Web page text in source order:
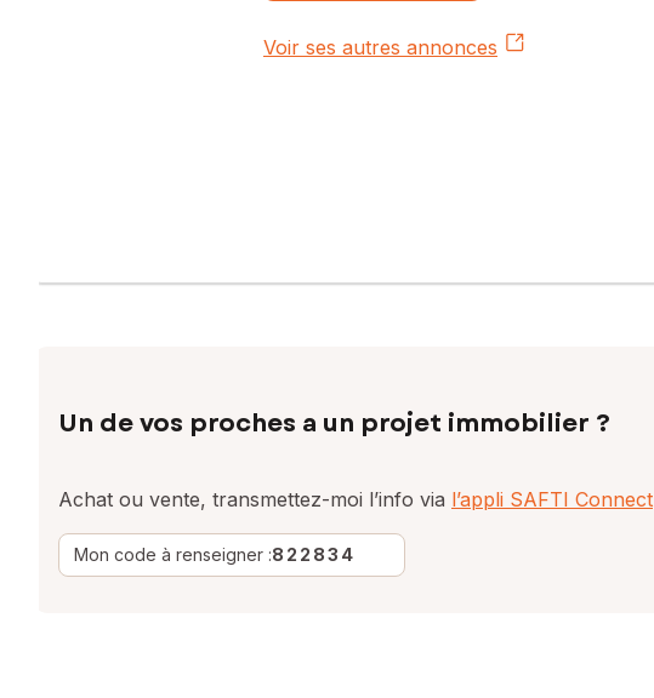
Voir ses autres annonces
Un de vos proches a un projet immobilier ?
Achat ou vente, transmettez-moi l’info via l’appli SAFTI Connect
Mon code à renseigner :822834